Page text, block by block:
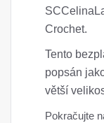
Crochet.
Tento
popsán
větší
Pokračujte